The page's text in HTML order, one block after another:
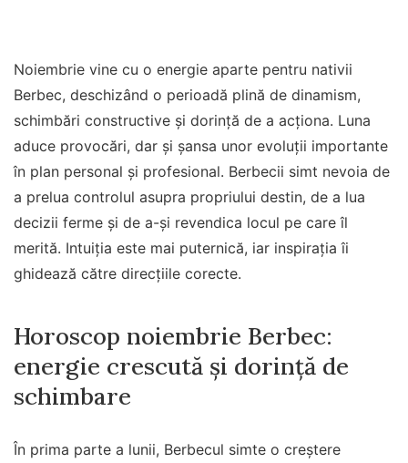
Noiembrie vine cu o energie aparte pentru nativii
Berbec, deschizând o perioadă plină de dinamism,
schimbări constructive și dorință de a acționa. Luna
aduce provocări, dar și șansa unor evoluții importante
în plan personal și profesional. Berbecii simt nevoia de
a prelua controlul asupra propriului destin, de a lua
decizii ferme și de a-și revendica locul pe care îl
merită. Intuiția este mai puternică, iar inspirația îi
ghidează către direcțiile corecte.
Horoscop noiembrie Berbec:
energie crescută și dorință de
schimbare
În prima parte a lunii, Berbecul simte o creștere